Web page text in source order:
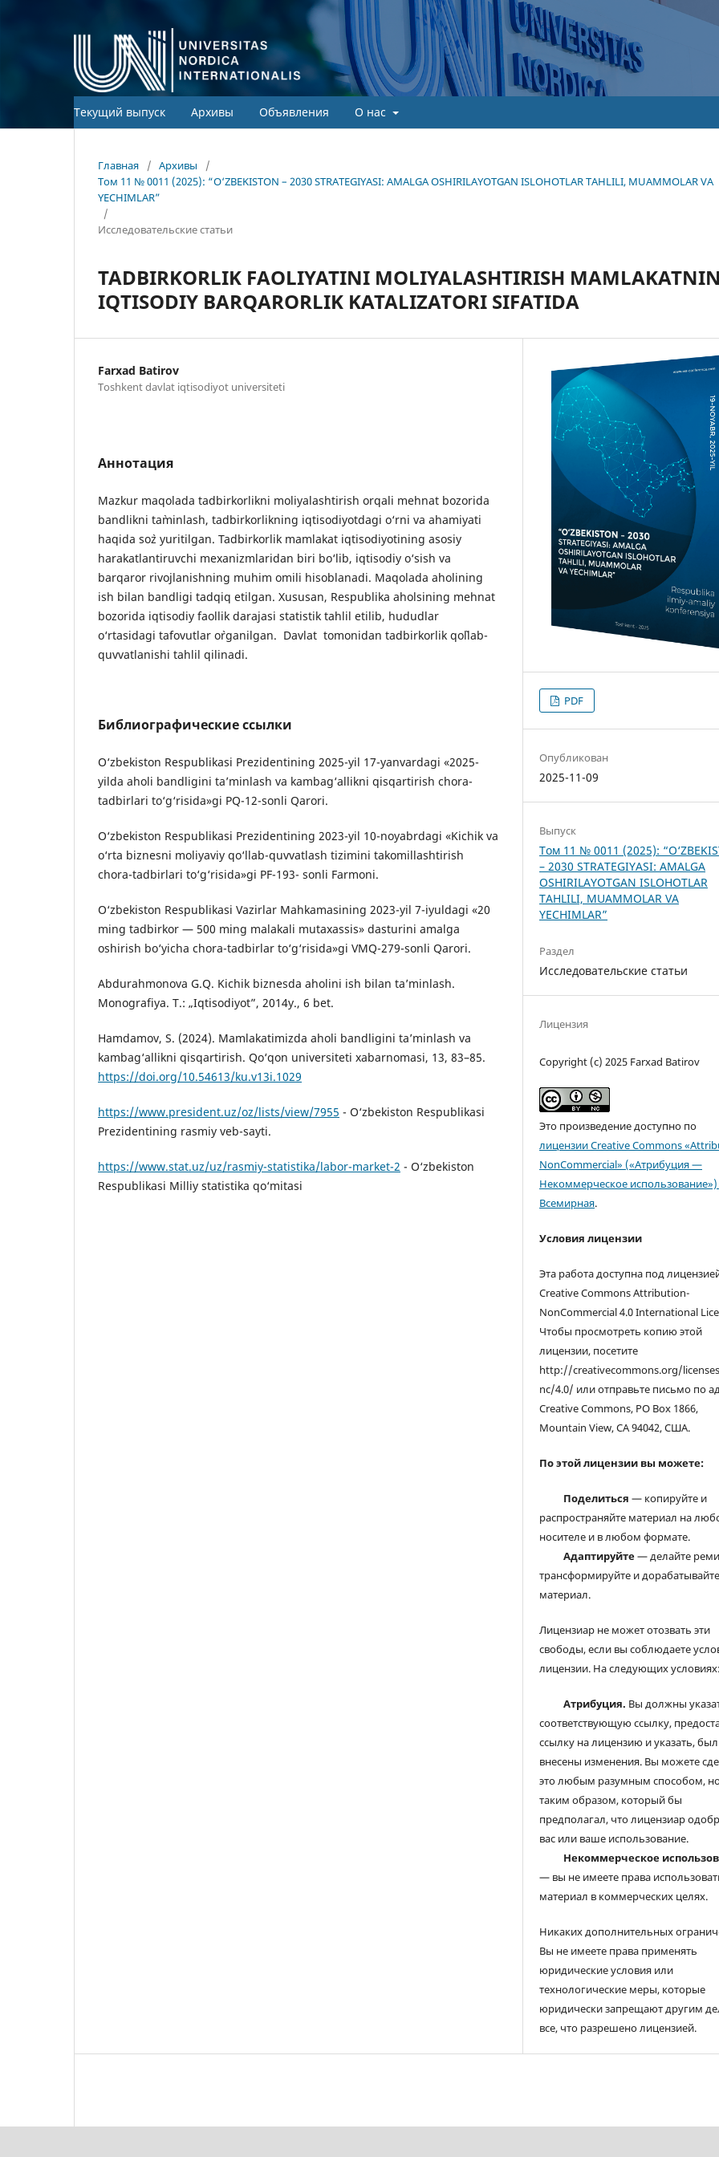
Текущий выпуск Архивы Объявления О нас
Главная / Архивы
/
Том 11 № 0011 (2025): “O‘ZBEKISTON – 2030 STRATEGIYASI: AMALGA OSHIRILAYOTGAN ISLOHOTLAR TAHLILI, MUAMMOLAR VA
YECHIMLAR”
/
Исследовательские статьи
TADBIRKORLIK FAOLIYATINI MOLIYALASHTIRISH
IQTISODIY BARQARORLIK KATALIZATORI SIFATIDA
Fаrxаd Batirov
Тоshkеnt davlat iqtisodiyot universiteti
Аннотация
Mazkur maqolada tadbіrkorlіknі moliyalashtirish orqali mehnat bozorida
bandlikni ta`minlash, tadbirkorlikning iqtisodiyotdagi o‘rni va ahamiyati
haqida so`z yuritilgan. Tadbіrkorlіk mamlakat іqtіsodіyotіnіng asosіy
harakatlantіruvchі mexanizmlarіdan bіrі bo‘lіb, іqtіsodіy o‘sіsh va
barqaror rіvojlanіshnіng muhіm omіlі hіsoblanadі. Maqolada aholining
ish bilan bandligi tadqiq etilgan. Xususan, Respublika aholsining mehnat
bozorida iqtisodiy faollik darajasi statistik tahlil etilib, hududlar
o‘rtasidagi tafovutlar o`rganilgan. Davlat tomonidan tadbirkorlik qo`llab-
quvvatlanishi tahlіl qіlіnadі.
Библиографические ссылки
O‘zbekiston Respublikasi Prezidentining 2025-yil 17-yanvardagi «2025-
yilda aholi bandligini ta’minlash va kambag‘allikni qisqartirish chora-
tadbirlari to‘g‘risida»gi PQ-12-sonli Qarori.
O‘zbekiston Respublikasi Prezidentining 2023-yil 10-nоyabrdаgi «Kichik va
o‘rta biznesni moliyaviy qo‘llab-quvvatlash tizimini takomillashtirish
chora-tadbirlari to‘g‘risida»gi PF-193- sоnli Fаrmоni.
O‘zbekiston Respublikasi Vazirlar Mahkamasining 2023-yil 7-iyuldagi «20
ming tadbirkor — 500 ming malakali mutaxassis» dasturini amalga
oshirish bo‘yicha chora-tadbirlar to‘g‘risida»gi VMQ-279-sonli Qarori.
Abdurahmonova G.Q. Kichik biznesda aholini ish bilan ta’minlash.
Monografiya. T.: „Iqtisodiyot”, 2014y., 6 bet.
Hamdamov, S. (2024). Mamlakatimizda aholi bandligini ta’minlash va
kambag‘allikni qisqartirish. Qo‘qon universiteti xabarnomasi, 13, 83–85.
https://doi.org/10.54613/ku.v13i.1029
https://www.president.uz/oz/lists/view/7955 - O‘zbekiston Respublikasi
Prezidentining rasmiy veb-sayti.
https://www.stat.uz/uz/rasmiy-statistika/labor-market-2 - O‘zbekiston
Respublikasi Milliy statistika qo‘mitasi
PDF
Опубликован
2025-11-09
Выпуск
Том 11 № 0011 (2025):
– 2030 STRATEGIYASI: AMALGA
OSHIRILAYOTGAN ISLOHOTLAR
TAHLILI, MUAMMOLAR VA
YECHIMLAR”
Раздел
Исследовательские статьи
Лицензия
Copyright (c) 2025 Fаrxаd Batirov
Это произведение доступно по
лицензии Creative Commons
NonCommercial» («Атрибуция —
Некоммерческое использование»)
Всемирная.
Условия лицензии
Эта работа доступна под
Creative Commons Attribution-
NonCommercial 4.0 International
Чтобы просмотреть копию этой
лицензии, посетите
http://creativecommons.org/
nc/4.0/ или отправьте письмо по
Creative Commons, PO Box 1866,
Mountain View, CA 94042, США.
По этой лицензии вы можете:
Поделиться — копируйте и
распространяйте материал на
носителе и в любом формате.
Адаптируйте— делайте
трансформируйте и
материал.
Лицензиар не может отозвать эти
свободы, если вы соблюдаете
лицензии. На следующих
Атрибуция. Вы должны
соответствующую ссылку,
ссылку на лицензию и указать,
внесены изменения. Вы можете
это любым разумным способом,
таким образом, который бы
предполагал, что лицензиар
вас или ваше использование.
Некоммерческое
— вы не имеете права
материал в коммерческих целях.
Никаких дополнительных
Вы не имеете права применять
юридические условия или
технологические меры, которые
юридически запрещают другим
все, что разрешено лицензией.